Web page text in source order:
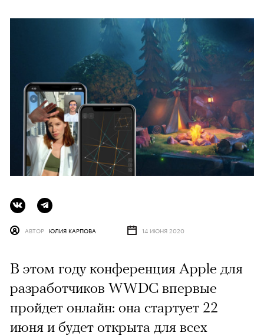
АВТОР ЮЛИЯ КАРПОВА 14 ИЮНЯ 2020
В этом году конференция Apple для
разработчиков WWDC впервые
пройдет онлайн: она стартует 22
июня и будет открыта для всех